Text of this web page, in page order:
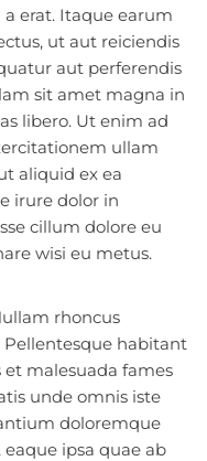
erat. Itaque earum
ut aut reiciendis
aut perferendis
sit amet magna in
libero. Ut enim ad
ullam
aliquid ex ea
irure dolor in
cillum dolore eu
wisi eu metus.
rhoncus
Pellentesque habitant
malesuada fames
unde omnis iste
doloremque
ipsa quae ab